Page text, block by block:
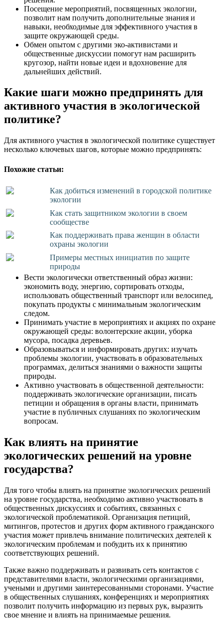
Посещение мероприятий, посвященных экологии,
позволит нам получить дополнительные знания и
навыки, необходимые для эффективного участия в
защите окружающей среды.
Обмен опытом с другими эко-активистами и
общественные дискуссии помогут нам расширить
кругозор, найти новые идеи и вдохновение для
дальнейших действий.
Какие шаги можно предпринять для
активного участия в экологической
политике?
Для активного участия в экологической политике существует
несколько ключевых шагов, которые можно предпринять:
Похожие статьи:
Как добиться изменений в городской политике
экологии
Как стать защитником экологии в своем
сообществе
Как поддерживать права женщин в области
охраны экологии
Примеры местных инициатив по защите
природы
Вести экологически ответственный образ жизни:
экономить воду, энергию, сортировать отходы,
использовать общественный транспорт или велосипед,
покупать продукты с минимальным экологическим
следом.
Принимать участие в мероприятиях и акциях по охране
окружающей среды: волонтерские акции, уборка
мусора, посадка деревьев.
Образовываться и информировать других: изучать
проблемы экологии, участвовать в образовательных
программах, делиться знаниями о важности защиты
природы.
Активно участвовать в общественной деятельности:
поддерживать экологические организации, писать
петиции и обращения в органы власти, принимать
участие в публичных слушаниях по экологическим
вопросам.
Как влиять на принятие
экологических решений на уровне
государства?
Для того чтобы влиять на принятие экологических решений
на уровне государства, необходимо активно участвовать в
общественных дискуссиях и событиях, связанных с
экологической проблематикой. Организация петиций,
митингов, протестов и других форм активного гражданского
участия может привлечь внимание политических деятелей к
экологическим проблемам и побудить их к принятию
соответствующих решений.
Также важно поддерживать и развивать сеть контактов с
представителями власти, экологическими организациями,
учеными и другими заинтересованными сторонами. Участие
в общественных слушаниях, конференциях и мероприятиях
позволит получить информацию из первых рук, выразить
свое мнение и влиять на принимаемые решения.